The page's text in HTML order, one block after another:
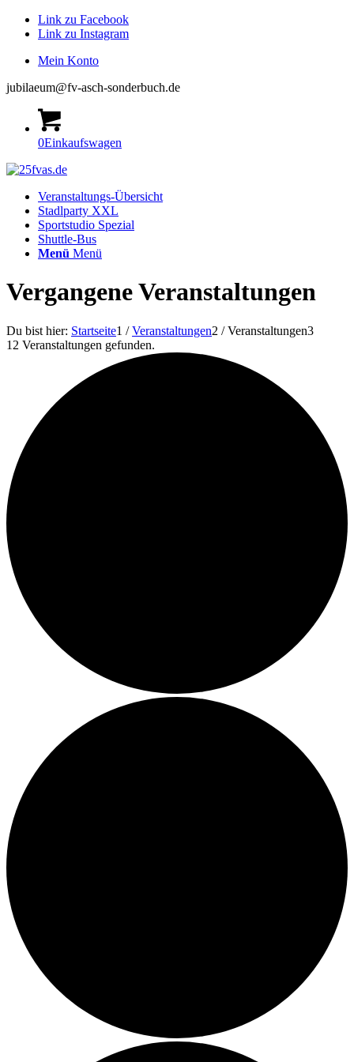
Link zu Facebook
Link zu Instagram
Mein Konto
jubilaeum@fv-asch-sonderbuch.de
0Einkaufswagen
Veranstaltungs-Übersicht
Stadlparty XXL
Sportstudio Spezial
Shuttle-Bus
Menü Menü
Vergangene Veranstaltungen
Du bist hier: Startseite1 / Veranstaltungen2 / Veranstaltungen3
12 Veranstaltungen gefunden.